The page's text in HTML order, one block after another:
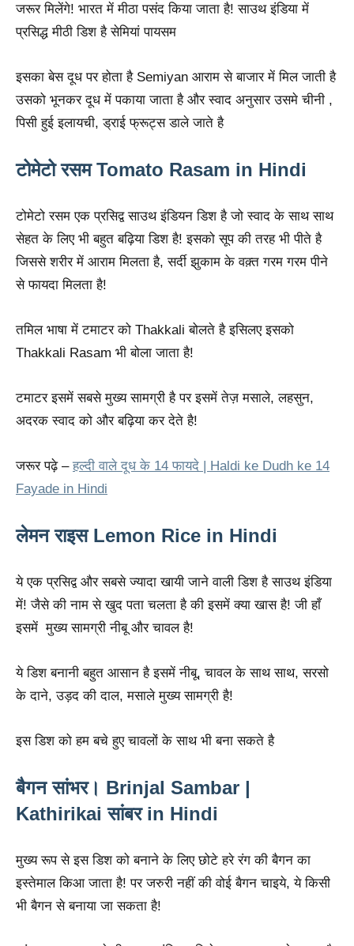
जरूर मिलेंगे! भारत में मीठा पसंद किया जाता है! साउथ इंडिया में
प्रसिद्ध मीठी डिश है सेमियां पायसम
इसका बेस दूध पर होता है Semiyan आराम से बाजार में मिल जाती है
उसको भूनकर दूध में पकाया जाता है और स्वाद अनुसार उसमे चीनी ,
पिसी हुई इलायची, ड्राई फ्रूट्स डाले जाते है
टोमेटो रसम Tomato Rasam in Hindi
टोमेटो रसम एक प्रसिद्व साउथ इंडियन डिश है जो स्वाद के साथ साथ
सेहत के लिए भी बहुत बढ़िया डिश है! इसको सूप की तरह भी पीते है
जिससे शरीर में आराम मिलता है, सर्दी झुकाम के वक़्त गरम गरम पीने
से फायदा मिलता है!
तमिल भाषा में टमाटर को Thakkali बोलते है इसिलए इसको
Thakkali Rasam भी बोला जाता है!
टमाटर इसमें सबसे मुख्य सामग्री है पर इसमें तेज़ मसाले, लहसुन,
अदरक स्वाद को और बढ़िया कर देते है!
जरूर पढ़े – हल्दी वाले दूध के 14 फायदे | Haldi ke Dudh ke 14
Fayade in Hindi
लेमन राइस Lemon Rice in Hindi
ये एक प्रसिद्व और सबसे ज्यादा खायी जाने वाली डिश है साउथ इंडिया
में! जैसे की नाम से खुद पता चलता है की इसमें क्या खास है! जी हाँ
इसमें मुख्य सामग्री नीबू और चावल है!
ये डिश बनानी बहुत आसान है इसमें नीबू, चावल के साथ साथ, सरसो
के दाने, उड़द की दाल, मसाले मुख्य सामग्री है!
इस डिश को हम बचे हुए चावलों के साथ भी बना सकते है
बैगन सांभर। Brinjal Sambar |
Kathirikai सांबर in Hindi
मुख्य रूप से इस डिश को बनाने के लिए छोटे हरे रंग की बैगन का
इस्तेमाल किआ जाता है! पर जरुरी नहीं की वोई बैगन चाइये, ये किसी
भी बैगन से बनाया जा सकता है!